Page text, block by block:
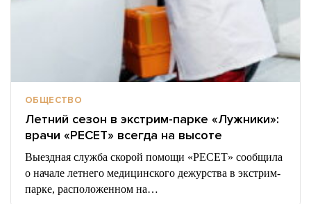
ОБЩЕСТВО
Летний сезон в экстрим-парке «Лужники»:
врачи «РЕСЕТ» всегда на высоте
Выездная служба скорой помощи «РЕСЕТ» сообщила
о начале летнего медицинского дежурства в экстрим-
парке, расположенном на…